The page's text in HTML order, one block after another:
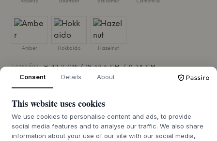
Rosehip Beetroot Balsamic Camomile
Amber Hokkaido Hazelnut
TAMAÑO:H 82.2 CM / W 69.6 CM / D 38 CM
7-9 semanas de plazo de entrega Te lo conseguimos
Consent Details About
This website uses cookies
We use cookies to personalise content and ads, to provide
social media features and to analyse our traffic. We also share
information about your use of our site with our social media,